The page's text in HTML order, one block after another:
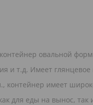
овальной
и т.д. Имеет
контейнер имеет
для еды на вынос, так